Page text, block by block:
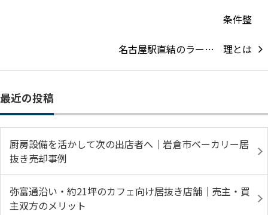
名古屋駅直結のラー…
最近の投稿
厨房設備を活かして次の出店者へ｜岩倉市ベーカリー居
抜き売却事例
弥富通沿い・約21坪のカフェ向け居抜き店舗｜売主・買
主双方のメリット